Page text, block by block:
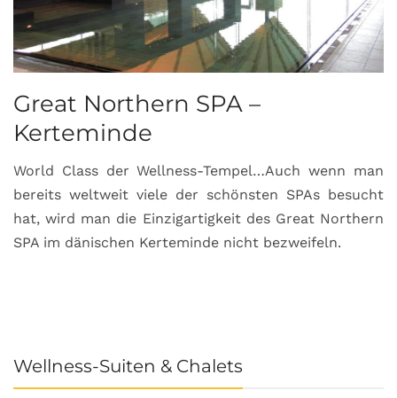
Great Northern SPA –
Kerteminde
World Class der Wellness-Tempel…Auch wenn man
bereits weltweit viele der schönsten SPAs besucht
hat, wird man die Einzigartigkeit des Great Northern
SPA im dänischen Kerteminde nicht bezweifeln.
Wellness-Suiten & Chalets